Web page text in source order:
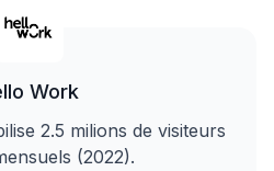
Work
2.5 milions de visiteurs
(2022).